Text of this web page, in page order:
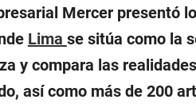
Mercer presentó
Lima se sitúa como la
y compara las
así como más de 200